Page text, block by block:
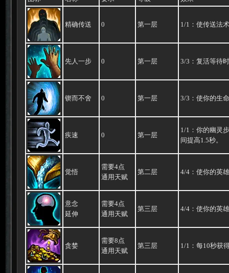
精确传送 0 第一层 1/1：使传送法
先人一步 0 第一层 3/3：复活等待
锲而不舍 0 第一层 3/3：使你的生
疾速 0 第一层
1/1：你的幽灵
间提高1.5秒。
觉悟
需要4点
通用天赋
第二层 4/4：使你的英
意念
延伸
需要4点
通用天赋
第三层 4/4：使你的英
贪婪
需要8点
通用天赋
第三层 1/1：每10秒获